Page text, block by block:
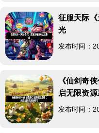
征服天际
光
发布时间：
《仙剑奇
启无限资
发布时间：